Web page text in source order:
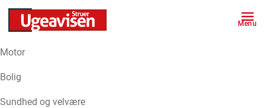
Menu
Motor
Bolig
Sundhed og velvære